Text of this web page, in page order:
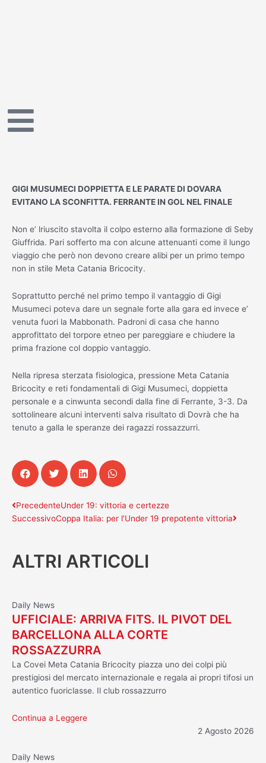
GIGI MUSUMECI DOPPIETTA E LE PARATE DI DOVARA
EVITANO LA SCONFITTA. FERRANTE IN GOL NEL FINALE
Non e’ lriuscito stavolta il colpo esterno alla formazione di Seby
Giuffrida. Pari sofferto ma con alcune attenuanti come il lungo
viaggio che però non devono creare alibi per un primo tempo
non in stile Meta Catania Bricocity.
Soprattutto perché nel primo tempo il vantaggio di Gigi
Musumeci poteva dare un segnale forte alla gara ed invece e’
venuta fuori la Mabbonath. Padroni di casa che hanno
approfittato del torpore etneo per pareggiare e chiudere la
prima frazione col doppio vantaggio.
Nella ripresa sterzata fisiologica, pressione Meta Catania
Bricocity e reti fondamentali di Gigi Musumeci, doppietta
personale e a cinwunta secondi dalla fine di Ferrante, 3-3. Da
sottolineare alcuni interventi salva risultato di Dovrà che ha
tenuto a galla le speranze dei ragazzi rossazzurri.
Precedente
PrecedenteUnder 19: vittoria e certezze
SuccessivoCoppa Italia: per l’Under 19 prepotente vittoria
ALTRI ARTICOLI
Daily News
UFFICIALE: ARRIVA FITS. IL PIVOT DEL
BARCELLONA ALLA CORTE
ROSSAZZURRA
La Covei Meta Catania Bricocity piazza uno dei colpi più
prestigiosi del mercato internazionale e regala ai propri tifosi un
autentico fuoriclasse. Il club rossazzurro
Continua a Leggere
2 Agosto 2026
Daily News